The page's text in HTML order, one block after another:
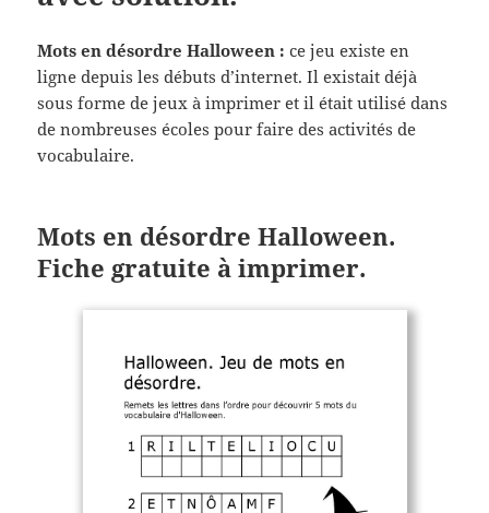
Mots en désordre Halloween : ce jeu existe en
ligne depuis les débuts d’internet. Il existait déjà
sous forme de jeux à imprimer et il était utilisé dans
de nombreuses écoles pour faire des activités de
vocabulaire.
Mots en désordre Halloween.
Fiche gratuite à imprimer.